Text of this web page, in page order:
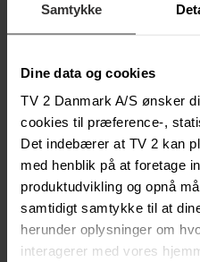
Samtykke
Dine data og cookies
TV 2 Danmark A/S ønsker
cookies til præference-,
Det indebærer at TV 2 kan
med henblik på at foretage
produktudvikling og opnå
samtidigt samtykke til at
herunder oplysninger om
interagerer med vores
Den CPM-pris, som er aftalt for
endelige CPM-pris på
CPM bud x valgfrit bud x
Målgruppeindeks x
Eksponeringskampagner
kanaler. Den præcise levering
eksponeringsprodukt.
Produktindeks